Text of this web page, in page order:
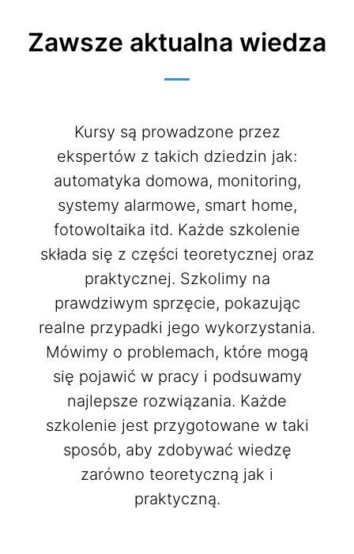
Zawsze aktualna wiedza
Kursy są prowadzone przez
ekspertów z takich dziedzin jak:
automatyka domowa, monitoring,
systemy alarmowe, smart home,
fotowoltaika itd. Każde szkolenie
składa się z części teoretycznej oraz
praktycznej. Szkolimy na
prawdziwym sprzęcie, pokazując
realne przypadki jego wykorzystania.
Mówimy o problemach, które mogą
się pojawić w pracy i podsuwamy
najlepsze rozwiązania. Każde
szkolenie jest przygotowane w taki
sposób, aby zdobywać wiedzę
zarówno teoretyczną jak i
praktyczną.